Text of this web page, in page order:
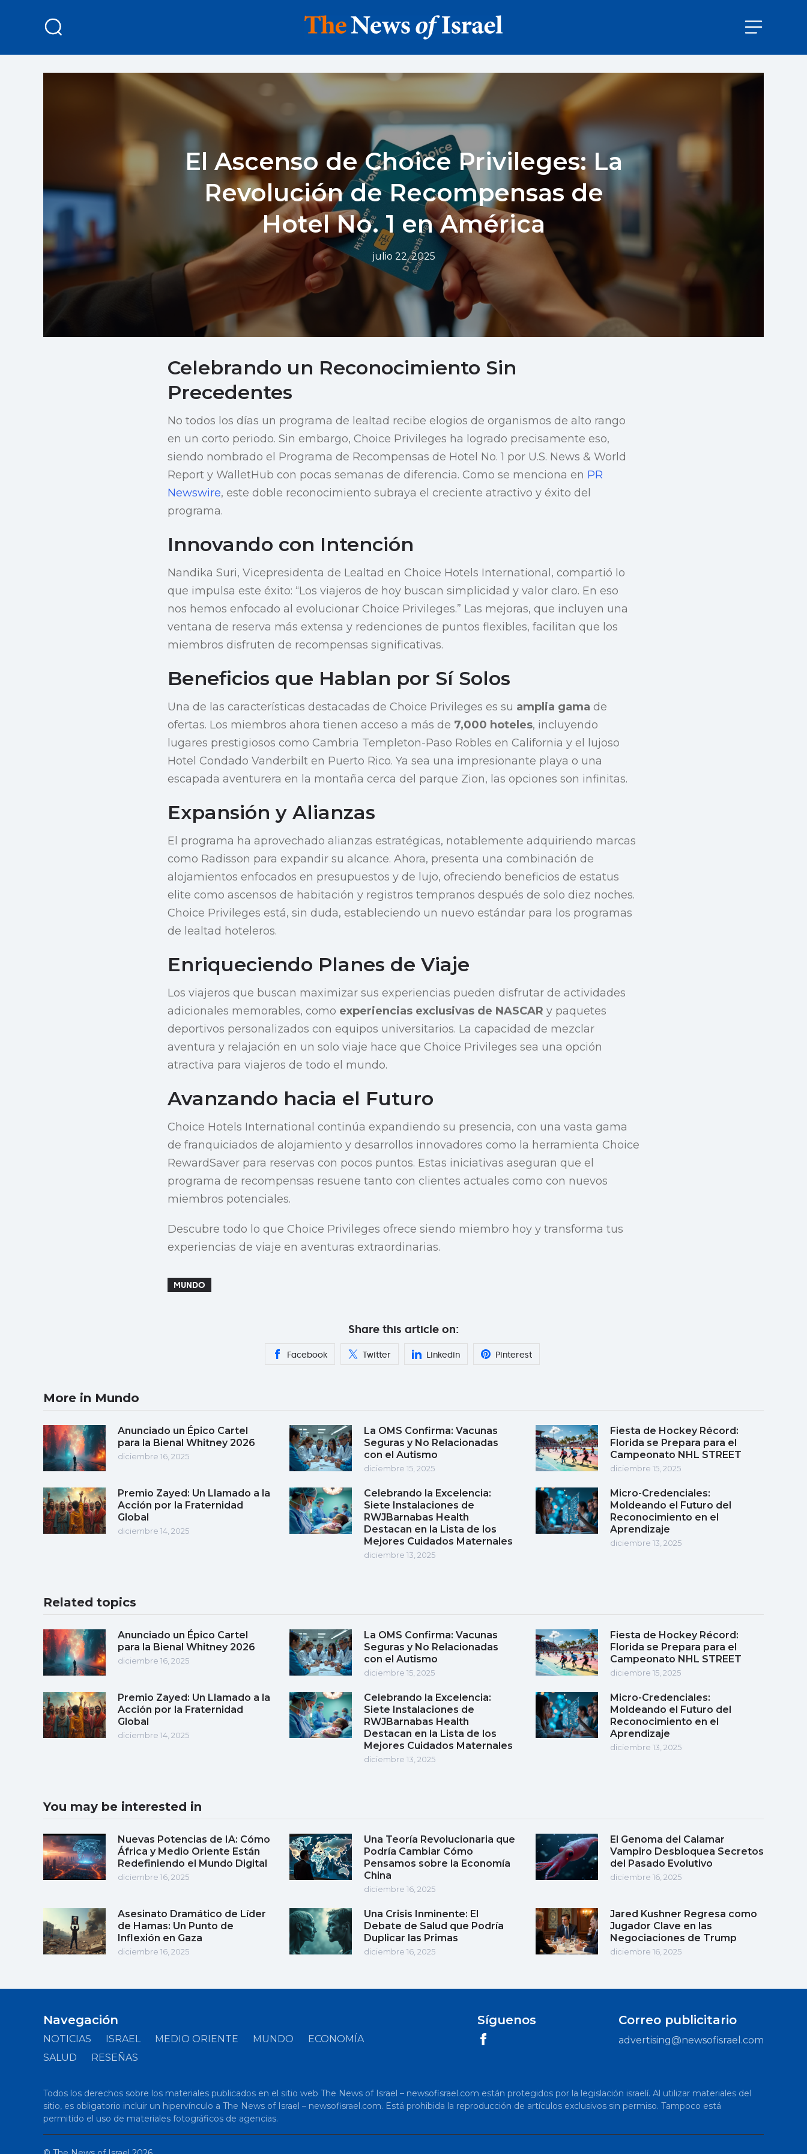
El Ascenso de Choice Privileges: La
Revolución de Recompensas de
Hotel No. 1 en América
julio 22, 2025
Celebrando un Reconocimiento Sin
Precedentes
No todos los días un programa de lealtad recibe elogios de organismos de alto rango
en un corto periodo. Sin embargo, Choice Privileges ha logrado precisamente eso,
siendo nombrado el Programa de Recompensas de Hotel No. 1 por U.S. News & World
Report y WalletHub con pocas semanas de diferencia. Como se menciona en PR
Newswire, este doble reconocimiento subraya el creciente atractivo y éxito del
programa.
Innovando con Intención
Nandika Suri, Vicepresidenta de Lealtad en Choice Hotels International, compartió lo
que impulsa este éxito: “Los viajeros de hoy buscan simplicidad y valor claro. En eso
nos hemos enfocado al evolucionar Choice Privileges.” Las mejoras, que incluyen una
ventana de reserva más extensa y redenciones de puntos flexibles, facilitan que los
miembros disfruten de recompensas significativas.
Beneficios que Hablan por Sí Solos
Una de las características destacadas de Choice Privileges es su amplia gama de
ofertas. Los miembros ahora tienen acceso a más de 7,000 hoteles, incluyendo
lugares prestigiosos como Cambria Templeton-Paso Robles en California y el lujoso
Hotel Condado Vanderbilt en Puerto Rico. Ya sea una impresionante playa o una
escapada aventurera en la montaña cerca del parque Zion, las opciones son infinitas.
Expansión y Alianzas
El programa ha aprovechado alianzas estratégicas, notablemente adquiriendo marcas
como Radisson para expandir su alcance. Ahora, presenta una combinación de
alojamientos enfocados en presupuestos y de lujo, ofreciendo beneficios de estatus
elite como ascensos de habitación y registros tempranos después de solo diez noches.
Choice Privileges está, sin duda, estableciendo un nuevo estándar para los programas
de lealtad hoteleros.
Enriqueciendo Planes de Viaje
Los viajeros que buscan maximizar sus experiencias pueden disfrutar de actividades
adicionales memorables, como experiencias exclusivas de NASCAR y paquetes
deportivos personalizados con equipos universitarios. La capacidad de mezclar
aventura y relajación en un solo viaje hace que Choice Privileges sea una opción
atractiva para viajeros de todo el mundo.
Avanzando hacia el Futuro
Choice Hotels International continúa expandiendo su presencia, con una vasta gama
de franquiciados de alojamiento y desarrollos innovadores como la herramienta Choice
RewardSaver para reservas con pocos puntos. Estas iniciativas aseguran que el
programa de recompensas resuene tanto con clientes actuales como con nuevos
miembros potenciales.
Descubre todo lo que Choice Privileges ofrece siendo miembro hoy y transforma tus
experiencias de viaje en aventuras extraordinarias.
MUNDO
Share this article on:
Facebook Twitter Linkedin Pinterest
More in Mundo
Anunciado un Épico Cartel
para la Bienal Whitney 2026
diciembre 16, 2025
La OMS Confirma: Vacunas
Seguras y No Relacionadas
con el Autismo
diciembre 15, 2025
Fiesta de Hockey Récord:
Florida se Prepara para el
Campeonato NHL STREET
diciembre 15, 2025
Premio Zayed: Un Llamado a la
Acción por la Fraternidad
Global
diciembre 14, 2025
Celebrando la Excelencia:
Siete Instalaciones de
RWJBarnabas Health
Destacan en la Lista de los
Mejores Cuidados Maternales
diciembre 13, 2025
Micro-Credenciales:
Moldeando el Futuro del
Reconocimiento en el
Aprendizaje
diciembre 13, 2025
Related topics
Anunciado un Épico Cartel
para la Bienal Whitney 2026
diciembre 16, 2025
La OMS Confirma: Vacunas
Seguras y No Relacionadas
con el Autismo
diciembre 15, 2025
Fiesta de Hockey Récord:
Florida se Prepara para el
Campeonato NHL STREET
diciembre 15, 2025
Premio Zayed: Un Llamado a la
Acción por la Fraternidad
Global
diciembre 14, 2025
Celebrando la Excelencia:
Siete Instalaciones de
RWJBarnabas Health
Destacan en la Lista de los
Mejores Cuidados Maternales
diciembre 13, 2025
Micro-Credenciales:
Moldeando el Futuro del
Reconocimiento en el
Aprendizaje
diciembre 13, 2025
You may be interested in
Nuevas Potencias de IA: Cómo
África y Medio Oriente Están
Redefiniendo el Mundo Digital
diciembre 16, 2025
Una Teoría Revolucionaria que
Podría Cambiar Cómo
Pensamos sobre la Economía
China
diciembre 16, 2025
El Genoma del Calamar
Vampiro Desbloquea Secretos
del Pasado Evolutivo
diciembre 16, 2025
Asesinato Dramático de Líder
de Hamas: Un Punto de
Inflexión en Gaza
diciembre 16, 2025
Una Crisis Inminente: El
Debate de Salud que Podría
Duplicar las Primas
diciembre 16, 2025
Jared Kushner Regresa como
Jugador Clave en las
Negociaciones de Trump
diciembre 16, 2025
Navegación
NOTICIAS ISRAEL MEDIO ORIENTE MUNDO
ECONOMÍA
SALUD
RESEÑAS
Síguenos Correo publicitario
advertising@newsofisrael.com
Todos los derechos sobre los materiales publicados en el sitio web The News of Israel – newsofisrael.com están protegidos por la legislación israelí. Al utilizar materiales del
sitio, es obligatorio incluir un hipervínculo a The News of Israel – newsofisrael.com. Está prohibida la reproducción de artículos exclusivos sin permiso. Tampoco está
permitido el uso de materiales fotográficos de agencias.